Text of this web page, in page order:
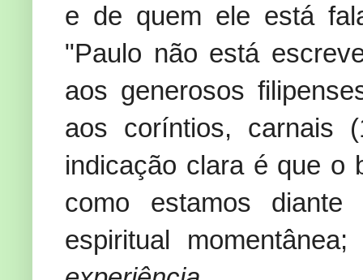
e de quem ele está
"Paulo não está
aos generosos
aos coríntios, carnais
indicação clara é que o
como estamos
espiritual